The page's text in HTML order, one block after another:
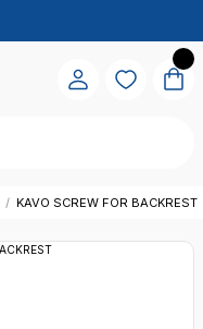
KAVO SCREW FOR BACKREST